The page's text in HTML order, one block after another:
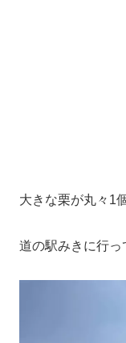
大きな栗が丸々1
道の駅みきに行っ